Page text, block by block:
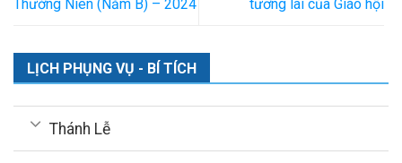
Thường Niên (Năm B) – 2024
tương lai của Giáo hội
LỊCH PHỤNG VỤ - BÍ TÍCH
Thánh Lễ